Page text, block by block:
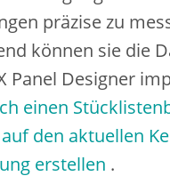
präzise zu
können sie die
Panel Designer
einen
den aktuellen
erstellen .